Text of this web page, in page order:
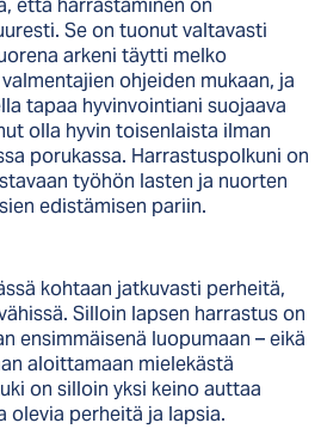
että harrastaminen on
Se on tuonut valtavasti
arkeni täytti melko
ohjeiden mukaan, ja
tapaa hyvinvointiani suojaava
olla hyvin toisenlaista ilman
porukassa. Harrastuspolkuni on
työhön lasten ja nuorten
edistämisen pariin.
kohtaan jatkuvasti perheitä,
Silloin lapsen harrastus on
ensimmäisenä luopumaan – eikä
aloittamaan mielekästä
on silloin yksi keino auttaa
olevia perheitä ja lapsia.